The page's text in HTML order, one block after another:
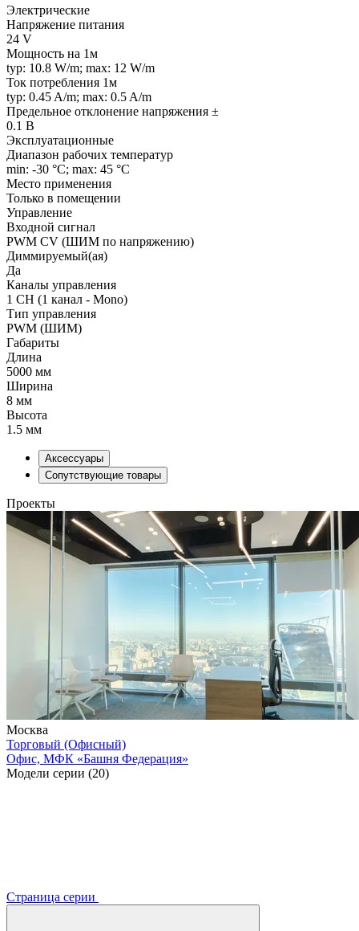
Электрические
Напряжение питания
24 V
Мощность на 1м
typ: 10.8 W/m; max: 12 W/m
Ток потребления 1м
typ: 0.45 A/m; max: 0.5 A/m
Предельное отклонение напряжения ±
0.1 В
Эксплуатационные
Диапазон рабочих температур
min: -30 °C; max: 45 °C
Место применения
Только в помещении
Управление
Входной сигнал
PWM СV (ШИМ по напряжению)
Диммируемый(ая)
Да
Каналы управления
1 CH (1 канал - Mono)
Тип управления
PWM (ШИМ)
Габариты
Длина
5000 мм
Ширина
8 мм
Высота
1.5 мм
Аксессуары
Сопутствующие товары
Проекты
Москва
Торговый (Офисный)
Офис, МФК «Башня Федерация»
Модели серии (20)
Страница серии